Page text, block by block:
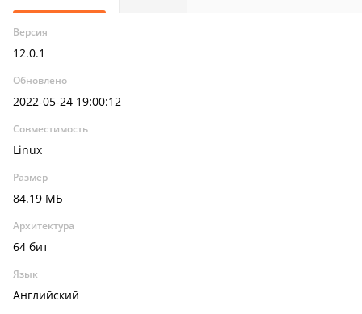
Версия
12.0.1
Обновлено
2022-05-24 19:00:12
Совместимость
Linux
Размер
84.19 МБ
Архитектура
64 бит
Язык
Английский